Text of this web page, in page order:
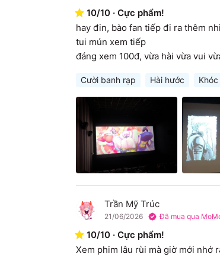
10/10 · Cực phẩm!
hay đin, bào fan tiếp đi ra thêm
tui mún xem tiếp
đáng xem 100đ, vừa hài vừa vui
Cười banh rạp Hài hước
T Trần Mỹ Trúc
21/06/2026 Đã mua qua
10/10 · Cực phẩm!
Xem phim lâu rùi mà giờ mới nhớ